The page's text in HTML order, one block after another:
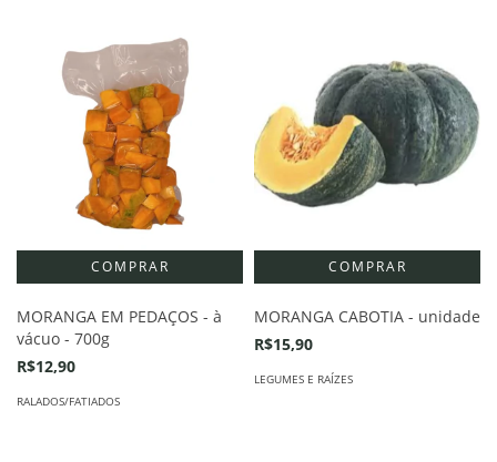
MORANGA EM PEDAÇOS - à
vácuo - 700g
R$12,90
RALADOS/FATIADOS
MORANGA CABOTIA - unidade
R$15,90
LEGUMES E RAÍZES